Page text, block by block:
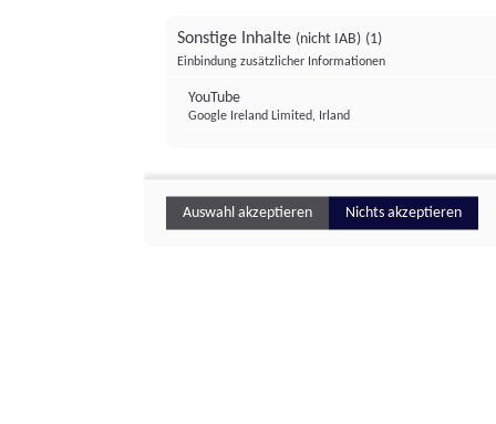
Sonstige Inhalte (nicht IAB) (1)
Einbindung zusätzlicher Informationen
YouTube
Google Ireland Limited, Irland
Auswahl akzeptieren Nichts akzeptieren